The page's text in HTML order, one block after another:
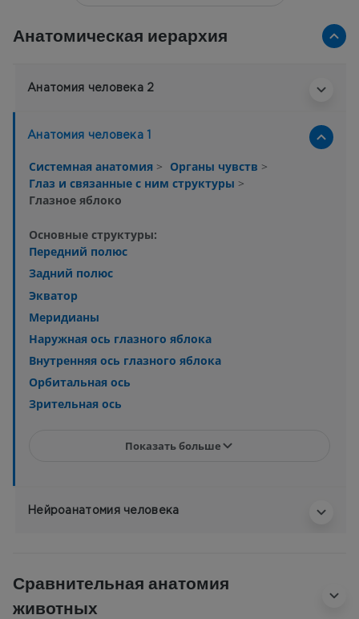
Анатомическая иерархия
Анатомия человека 2
Анатомия человека 1
Системная анатомия > Органы чувств >
Глаз и связанные с ним структуры >
Глазное яблоко
Основные структуры:
Передний полюс
Задний полюс
Экватор
Меридианы
Наружная ось глазного яблока
Внутренняя ось глазного яблока
Орбитальная ось
Зрительная ось
Показать больше
Нейроанатомия человека
Сравнительная анатомия
животных